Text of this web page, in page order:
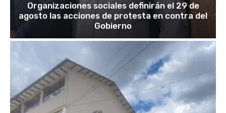
Organizaciones sociales definirán el 29 de
agosto las acciones de protesta en contra del
Gobierno